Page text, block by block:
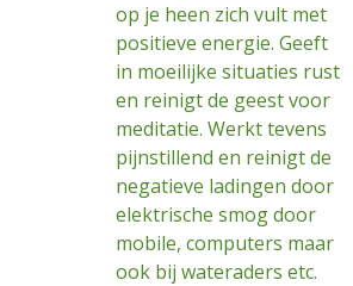
op je heen zich vult met
positieve energie. Geeft
in moeilijke situaties rust
en reinigt de geest voor
meditatie. Werkt tevens
pijnstillend en reinigt de
negatieve ladingen door
elektrische smog door
mobile, computers maar
ook bij wateraders etc.